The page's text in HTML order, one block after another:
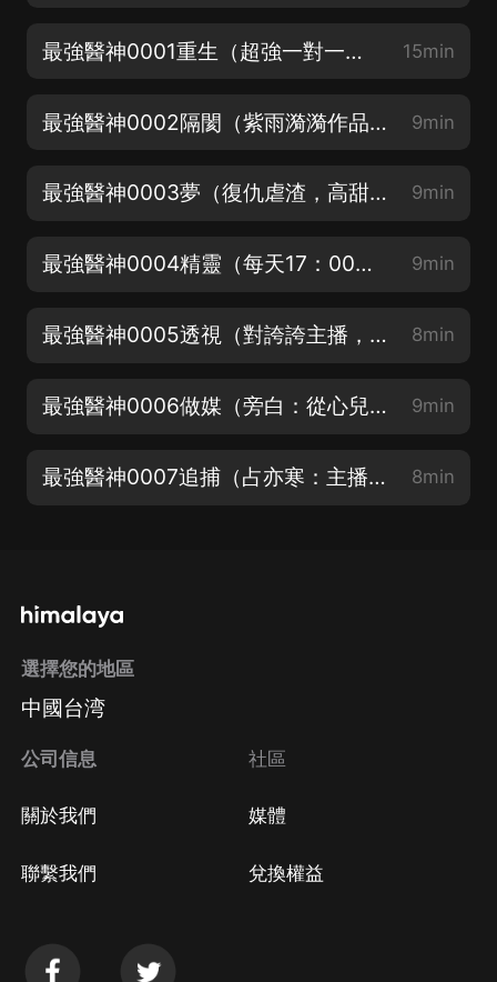
最強醫神0001重生（超強一對一女頻都市異能） 15min
最強醫神0002隔閡（紫雨漪漪作品） 9min
最強醫神0003夢（復仇虐渣，高甜撒糖） 9min
最強醫神0004精靈（每天17：00更新三集，不定時加更） 9min
最強醫神0005透視（對誇誇主播，主播會加更哦） 8min
最強醫神0006做媒（旁白：從心兒） 9min
最強醫神0007追捕（占亦寒：主播D） 8min
選擇您的地區
中國台湾
公司信息
關於我們
聯繫我們
社區
媒體
兌換權益